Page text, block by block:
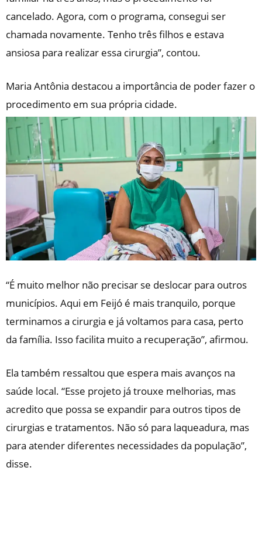
cancelado. Agora, com o programa, consegui ser
chamada novamente. Tenho três filhos e estava
ansiosa para realizar essa cirurgia”, contou.
Maria Antônia destacou a importância de poder fazer o
procedimento em sua própria cidade.
“É muito melhor não precisar se deslocar para outros
municípios. Aqui em Feijó é mais tranquilo, porque
terminamos a cirurgia e já voltamos para casa, perto
da família. Isso facilita muito a recuperação”, afirmou.
Ela também ressaltou que espera mais avanços na
saúde local. “Esse projeto já trouxe melhorias, mas
acredito que possa se expandir para outros tipos de
cirurgias e tratamentos. Não só para laqueadura, mas
para atender diferentes necessidades da população”,
disse.